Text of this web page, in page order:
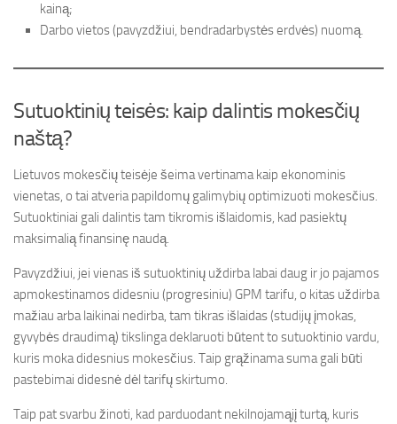
kainą;
Darbo vietos (pavyzdžiui, bendradarbystės erdvės) nuomą.
Sutuoktinių teisės: kaip dalintis mokesčių
naštą?
Lietuvos mokesčių teisėje šeima vertinama kaip ekonominis
vienetas, o tai atveria papildomų galimybių optimizuoti mokesčius.
Sutuoktiniai gali dalintis tam tikromis išlaidomis, kad pasiektų
maksimalią finansinę naudą.
Pavyzdžiui, jei vienas iš sutuoktinių uždirba labai daug ir jo pajamos
apmokestinamos didesniu (progresiniu) GPM tarifu, o kitas uždirba
mažiau arba laikinai nedirba, tam tikras išlaidas (studijų įmokas,
gyvybės draudimą) tikslinga deklaruoti būtent to sutuoktinio vardu,
kuris moka didesnius mokesčius. Taip grąžinama suma gali būti
pastebimai didesnė dėl tarifų skirtumo.
Taip pat svarbu žinoti, kad parduodant nekilnojamąjį turtą, kuris